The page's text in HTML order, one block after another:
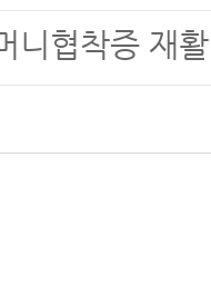
라 디
료
협착증 재활치